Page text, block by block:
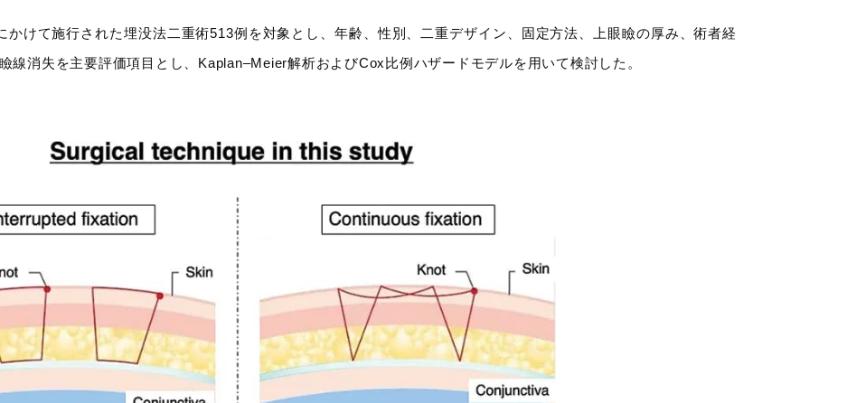
けて施行された埋没法二重術513例を対象とし、年齢、性別、二重デザイン、固定方法、上眼瞼の厚み、術者経
線消失を主要評価項目とし、Kaplan–Meier解析およびCox比例ハザードモデルを用いて検討した。